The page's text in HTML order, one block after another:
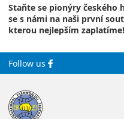
Staňte se pionýry českého
se s námi na naši první
kterou nejlepším zaplatíme!
Follow us